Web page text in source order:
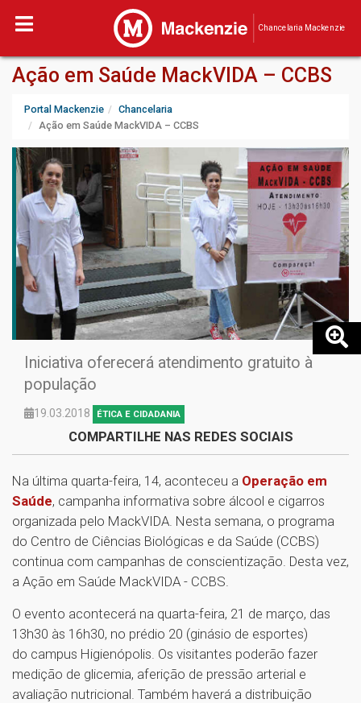
Chancelaria Mackenzie
Ação em Saúde MackVIDA – CCBS
Portal Mackenzie
Chancelaria
Ação em Saúde MackVIDA – CCBS
Iniciativa oferecerá atendimento gratuito à
população
19.03.2018 ÉTICA E CIDADANIA
COMPARTILHE NAS REDES SOCIAIS
Na última quarta-feira, 14, aconteceu a Operação em
Saúde, campanha informativa sobre álcool e cigarros
organizada pelo MackVIDA. Nesta semana, o programa
do Centro de Ciências Biológicas e da Saúde (CCBS)
continua com campanhas de conscientização. Desta vez,
a Ação em Saúde MackVIDA - CCBS.
O evento acontecerá na quarta-feira, 21 de março, das
13h30 às 16h30, no prédio 20 (ginásio de esportes)
do campus Higienópolis. Os visitantes poderão fazer
medição de glicemia, aferição de pressão arterial e
avaliação nutricional. Também haverá a distribuição